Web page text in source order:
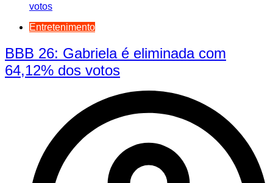
Entretenimento
BBB 26: Gabriela é eliminada com
64,12% dos votos